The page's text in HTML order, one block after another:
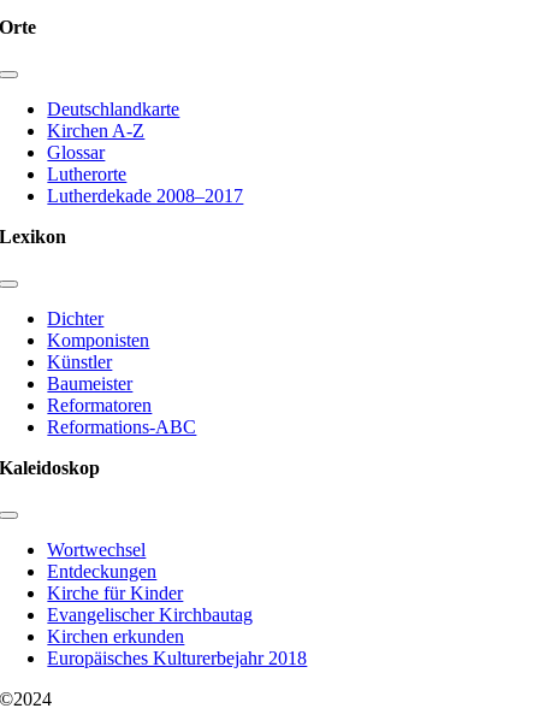
Orte
Toggle
NavigationDeutschlandkarte
Kirchen A-Z
Glossar
Lutherorte
Lutherdekade 2008–2017
Lexikon
Toggle
Navigation
Dichter
Komponisten
Künstler
Baumeister
Reformatoren
Reformations-ABC
Kaleidoskop
Toggle
NavigationWortwechsel
Entdeckungen
Kirche für Kinder
Evangelischer Kirchbautag
Kirchen erkunden
Europäisches Kulturerbejahr 2018
©2024